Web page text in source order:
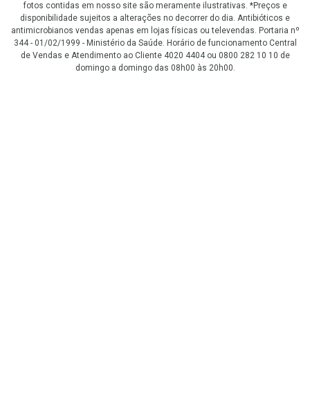
fotos contidas em nosso site são meramente ilustrativas. *Preços e
disponibilidade sujeitos a alterações no decorrer do dia. Antibióticos e
antimicrobianos vendas apenas em lojas físicas ou televendas. Portaria nº
344 - 01/02/1999 - Ministério da Saúde. Horário de funcionamento Central
de Vendas e Atendimento ao Cliente 4020 4404 ou 0800 282 10 10 de
domingo a domingo das 08h00 às 20h00.